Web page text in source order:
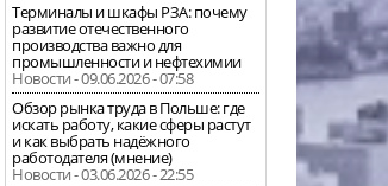
Терминалы и шкафы РЗА: почему
развитие отечественного
производства важно для
промышленности и нефтехимии
Новости - 09.06.2026 - 07:58
Обзор рынка труда в Польше: где
искать работу, какие сферы растут
и как выбрать надёжного
работодателя (мнение)
Новости - 03.06.2026 - 22:55